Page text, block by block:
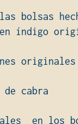
bolsas
índigo
originales
de cabra
en los